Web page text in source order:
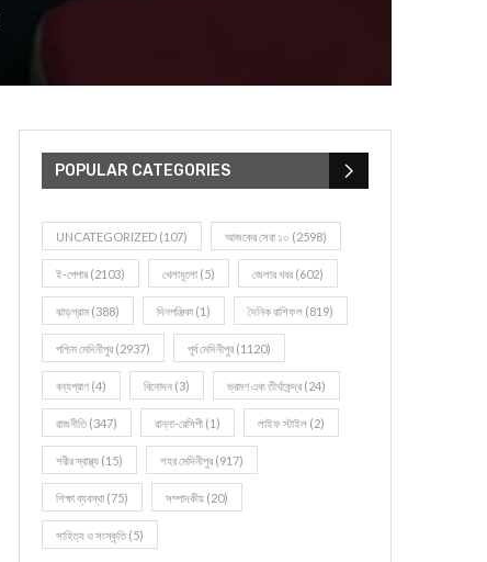
POPULAR CATEGORIES
UNCATEGORIZED (107) আজকের সেরা ১০ (2598)
ই-পেপার (2103) খেলাধূলো (5) জেলার খবর (602)
ঝাড়গ্রাম (388) দিনপঞ্জিকা (1) দৈনিক রাশিফল (819)
পশ্চিম মেদিনীপুর (2937) পূর্ব মেদিনীপুর (1120)
বন্যপ্রাণ (4) বিনোদন (3) ভ্রমণ এবং তীর্থকেন্দ্র (24)
রাজনীতি(347) রান্না-রেসিপী (1) লাইফ স্টাইল (2)
শরীর স্বাস্থ্য (15) শহর মেদিনীপুর (917)
শিক্ষা ব্যবস্থা (75) সম্পাদকীয় (20)
সাহিত্য ও সংস্কৃতি(5)